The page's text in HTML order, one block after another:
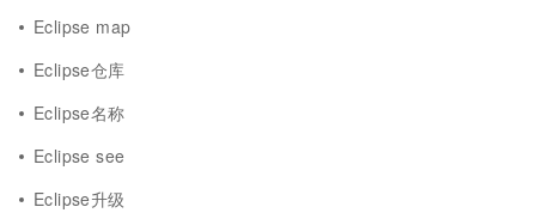
Eclipse map
Eclipse仓库
Eclipse名称
Eclipse see
Eclipse升级